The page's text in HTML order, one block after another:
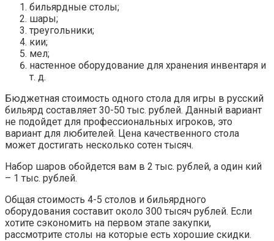
бильярдные столы;
шары;
треугольники;
кии;
мел;
настенное оборудование для хранения инвентаря и
т. д.
Бюджетная стоимость одного стола для игры в русский
бильярд составляет 30-50 тыс. рублей. Данный вариант
не подойдет для профессиональных игроков, это
вариант для любителей. Цена качественного стола
может достигать несколько сотен тысяч.
Набор шаров обойдется вам в 2 тыс. рублей, а один кий
– 1 тыс. рублей.
Общая стоимость 4-5 столов и бильярдного
оборудования составит около 300 тысяч рублей. Если
хотите сэкономить на первом этапе закупки,
рассмотрите столы на которые есть хорошие скидки.